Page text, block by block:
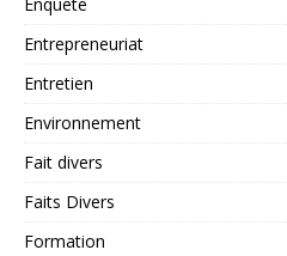
Entrepreneuriat
Entretien
Environnement
Fait divers
Faits Divers
Formation